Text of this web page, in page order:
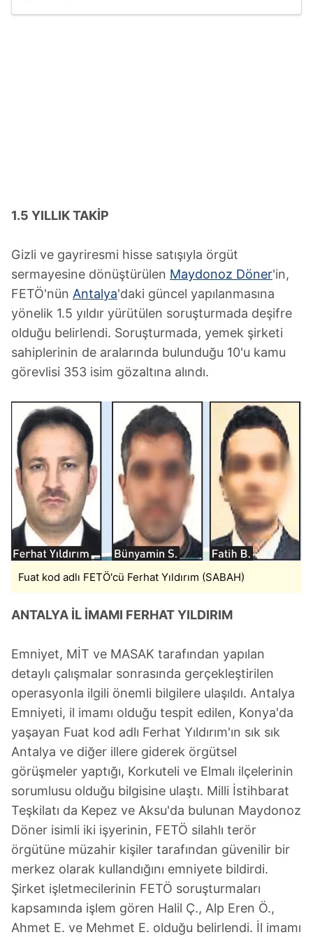
1.5 YILLIK TAKİP
Gizli ve gayriresmi hisse satışıyla örgüt
sermayesine dönüştürülen Maydonoz Döner'in,
FETÖ'nün Antalya'daki güncel yapılanmasına
yönelik 1.5 yıldır yürütülen soruşturmada deşifre
olduğu belirlendi. Soruşturmada, yemek şirketi
sahiplerinin de aralarında bulunduğu 10'u kamu
görevlisi 353 isim gözaltına alındı.
Fuat kod adlı FETÖ'cü Ferhat Yıldırım (SABAH)
ANTALYA İL İMAMI FERHAT YILDIRIM
Emniyet, MİT ve MASAK tarafından yapılan
detaylı çalışmalar sonrasında gerçekleştirilen
operasyonla ilgili önemli bilgilere ulaşıldı. Antalya
Emniyeti, il imamı olduğu tespit edilen, Konya'da
yaşayan Fuat kod adlı Ferhat Yıldırım'ın sık sık
Antalya ve diğer illere giderek örgütsel
görüşmeler yaptığı, Korkuteli ve Elmalı ilçelerinin
sorumlusu olduğu bilgisine ulaştı. Milli İstihbarat
Teşkilatı da Kepez ve Aksu'da bulunan Maydonoz
Döner isimli iki işyerinin, FETÖ silahlı terör
örgütüne müzahir kişiler tarafından güvenilir bir
merkez olarak kullandığını emniyete bildirdi.
Şirket işletmecilerinin FETÖ soruşturmaları
kapsamında işlem gören Halil Ç., Alp Eren Ö.,
Ahmet E. ve Mehmet E. olduğu belirlendi. İl imamı